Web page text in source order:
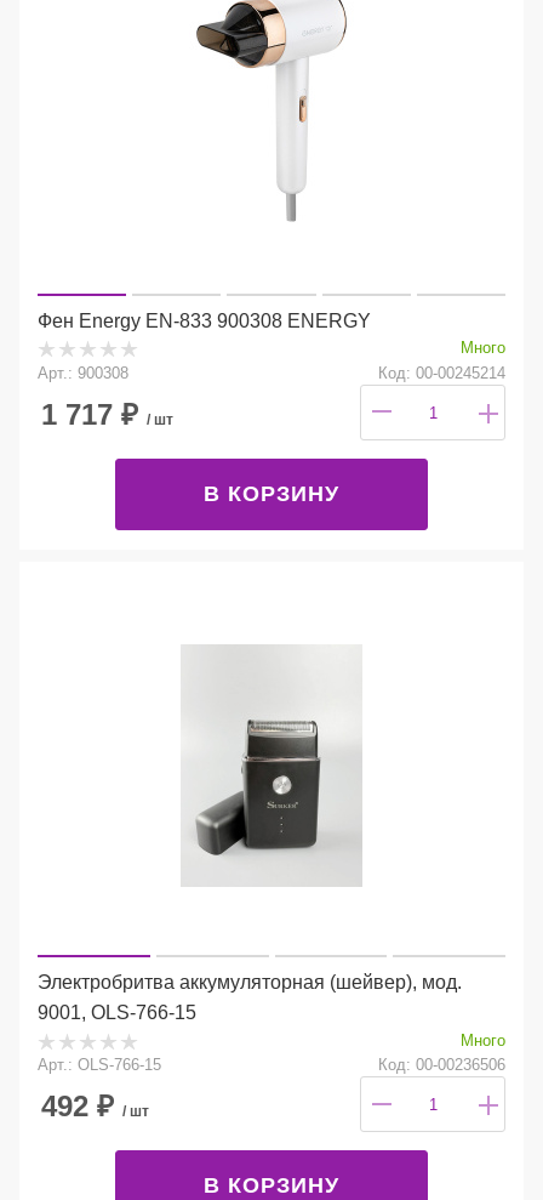
Фен Energy EN-833 900308 ENERGY
Много
Арт.: 900308
Код: 00-00245214
1 717 ₽ / шт
В КОРЗИНУ
Электробритва аккумуляторная (шейвер), мод.
9001, OLS-766-15
Много
Арт.: OLS-766-15
Код: 00-00236506
492 ₽ / шт
В КОРЗИНУ